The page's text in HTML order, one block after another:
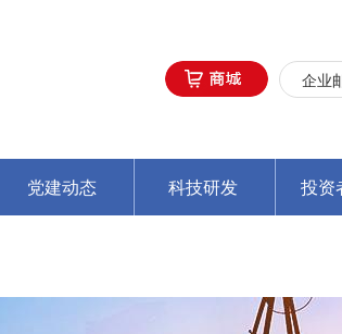
企业
党建动态 科技研发 投资